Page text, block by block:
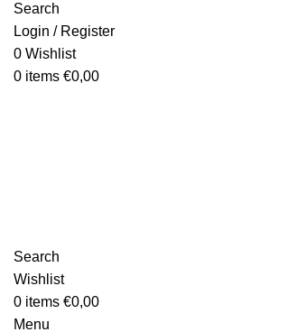
Search
Login / Register
0 Wishlist
0 items €0,00
Search
Wishlist
0 items €0,00
Menu